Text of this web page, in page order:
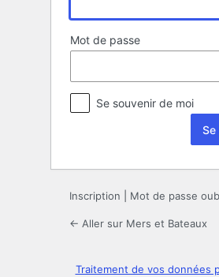
Mot de passe
Se souvenir de moi
Inscription Mot de passe
← Aller sur Mers et Bateaux
Traitement de vos données